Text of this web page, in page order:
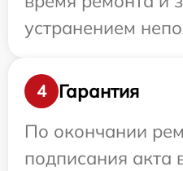
устранением
4
Гарантия
По окончании
подписания акта